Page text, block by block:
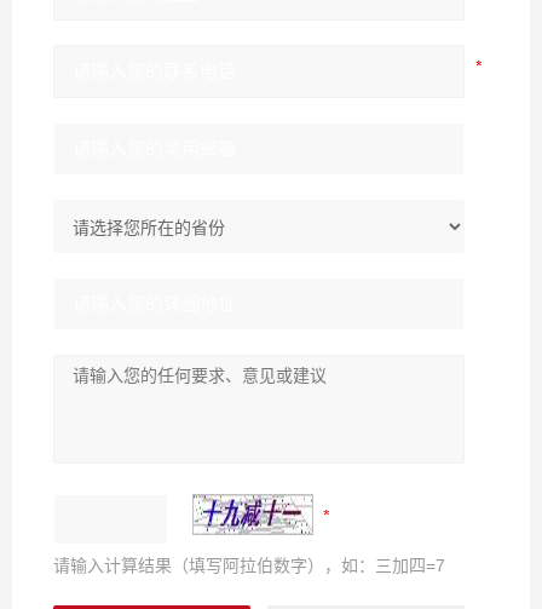
请输入计算结果（填写阿拉伯数字），如：三加四=7